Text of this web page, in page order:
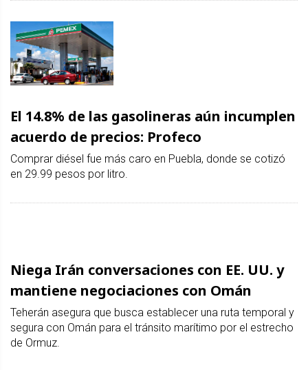
El 14.8% de las gasolineras aún incumplen
acuerdo de precios: Profeco
Comprar diésel fue más caro en Puebla, donde se cotizó
en 29.99 pesos por litro.
Niega Irán conversaciones con EE. UU. y
mantiene negociaciones con Omán
Teherán asegura que busca establecer una ruta temporal y
segura con Omán para el tránsito marítimo por el estrecho
de Ormuz.